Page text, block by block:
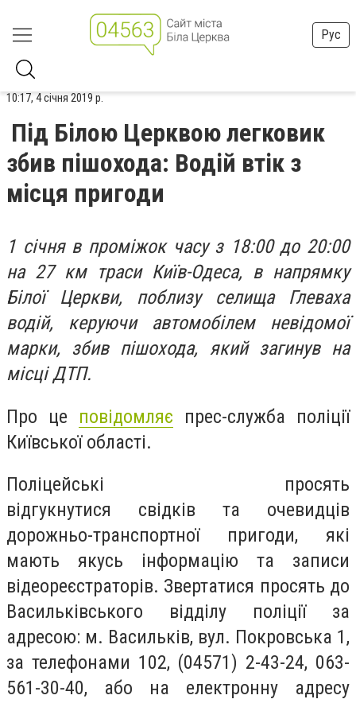
Рус
10:17, 4 січня 2019 р.
Під Білою Церквою легковик
збив пішохода: Водій втік з
місця пригоди
1 січня в проміжок часу з 18:00 до 20:00
на 27 км траси Київ-Одеса, в напрямку
Білої Церкви, поблизу селища Глеваха
водій, керуючи автомобілем невідомої
марки, збив пішохода, який загинув на
місці ДТП.
Про це повідомляє прес-служба поліції
Київської області.
Поліцейські просять
відгукнутися свідків та очевидців
дорожньо-транспортної пригоди, які
мають якусь інформацію та записи
відеореєстраторів. Звертатися просять до
Васильківського відділу поліції за
адресою: м. Васильків, вул. Покровська 1,
за телефонами 102, (04571) 2-43-24, 063-
561-30-40, або на електронну адресу